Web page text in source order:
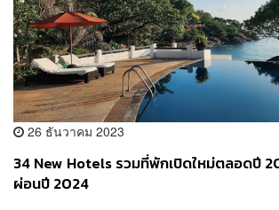
26 ธันวาคม 2023
34 New Hotels รวมที่พักเปิดใหม่ตลอดปี
ผ่อนปี 2024